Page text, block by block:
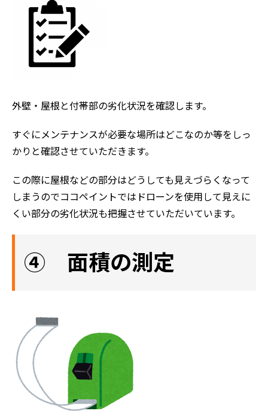
外壁・屋根と付帯部の劣化状況を確認します。
すぐにメンテナンスが必要な場所はどこなのか等をしっ
かりと確認させていただきます。
この際に屋根などの部分はどうしても見えづらくなって
しまうのでココペイントではドローンを使用して見えに
くい部分の劣化状況も把握させていただいています。
④ 面積の測定